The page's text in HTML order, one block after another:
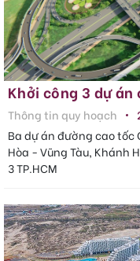
Khởi công 3 dự án
Thông tin quy hoạch
Ba dự án đường cao tốc
Hòa - Vũng Tàu, Khánh
3 TP.HCM